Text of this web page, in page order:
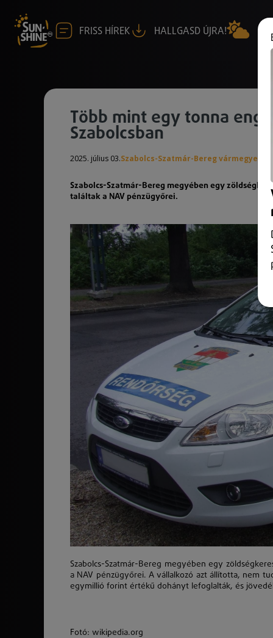
FRISS HÍREK HALLGASD ÚJRA!
Több mint egy tonna
Szabolcsban
2025. július 03.Szabolcs-Szatmár-Bereg vármegye
Szabolcs-Szatmár-Bereg megyében egy
találtak a NAV pénzügyőrei.
Szabolcs-Szatmár-Bereg megyében egy
a NAV pénzügyőrei. A vállalkozó azt állította, nem
egymillió forint értékű dohányt lefoglalták, és
Fotó: wikipedia.org